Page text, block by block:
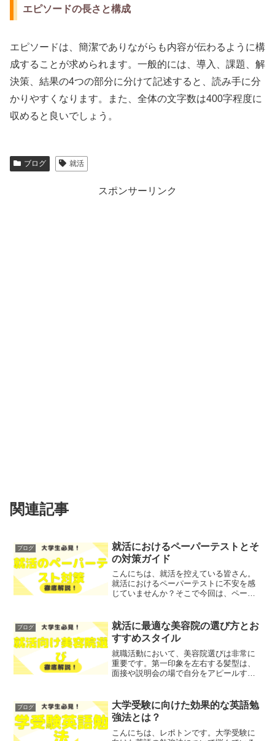
エピソードの長さと構成
エピソードは、簡潔でありながらも内容が伝わるように構
成することが求められます。一般的には、導入、課題、解
決策、結果の4つの部分に分けて記述すると、読み手に分
かりやすくなります。また、全体の文字数は400字程度に
収めると良いでしょう。
ブログ 就活
スポンサーリンク
関連記事
ブログ
就活におけるペーパーテストとそ
の対策ガイド
こんにちは、就活を控えている皆さん。
就活におけるペーパーテストに不安を感
じていませんか？そこで今回は、ペーパ
記事は次のような人におすすめ！ペーパ
ーテストの内容が不安な方...
ブログ
就活に最適な美容院の選び方とお
すすめスタイル
就職活動において、美容院選びは非常に
重要です。第一印象を左右する髪型は、
面接や説明会の場で自分をアピールする
ルが就活に適しているのか」といった悩
みを抱えている方も多いの...
ブログ
大学受験に向けた効果的な英語勉
強法とは？
こんにちは、レポトンです。大学受験に